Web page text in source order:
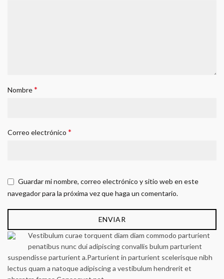
Nombre*
Correo electrónico *
Guardar mi nombre, correo electrónico y sitio web en este
navegador para la próxima vez que haga un comentario.
Vestibulum curae torquent diam diam commodo parturient
penatibus nunc dui adipiscing convallis bulum parturient
suspendisse parturient a.Parturient in parturient scelerisque nibh
lectus quam a natoque adipiscing a vestibulum hendrerit et